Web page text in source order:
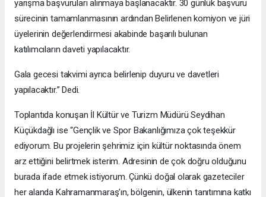
yarışma başvuruları alınmaya başlanacaktır. 30 günlük başvuru
sürecinin tamamlanmasının ardından Belirlenen komiyon ve jüri
üyelerinin değerlendirmesi akabinde başarılı bulunan
katılımcıların daveti yapılacaktır.
Gala gecesi takvimi ayrıca belirlenip duyuru ve davetleri
yapılacaktır.” Dedi.
Toplantıda konuşan İl Kültür ve Turizm Müdürü Seydihan
Küçükdağlı ise “Gençlik ve Spor Bakanlığımıza çok teşekkür
ediyorum. Bu projelerin şehrimiz için kültür noktasında önem
arz ettiğini belirtmek isterim. Adresinin de çok doğru olduğunu
burada ifade etmek istiyorum. Çünkü doğal olarak gazeteciler
her alanda Kahramanmaraş’ın, bölgenin, ülkenin tanıtımına katkı